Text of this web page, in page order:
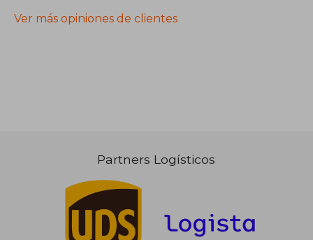
Ver más opiniones de clientes
Partners Logísticos